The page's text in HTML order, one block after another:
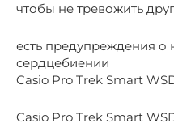
чтобы не тревожить
есть предупреждения о
сердцебиении
Casio Pro Trek Smart
Casio Pro Trek Smart